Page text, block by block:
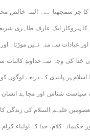
جز سمجھتا ہے۔ البتہ خالص
پیروکار ایک عارف ظاہری
عبادات سے منہ نہیں موڑتا۔
خدا کی وجہ سے خداوندِ
پر پابندی کے ذریعے لوگوں
شناس اور مجاہد انسان
علیہم السلام کی زندگی
حکیمانہ کلام، خدا کے اولیاء